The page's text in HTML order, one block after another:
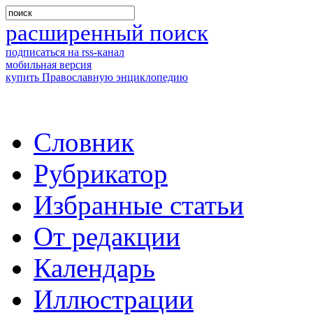
расширенный поиск
подписаться на rss-канал
мобильная версия
купить Православную энциклопедию
Словник
Рубрикатор
Избранные статьи
От редакции
Календарь
Иллюстрации